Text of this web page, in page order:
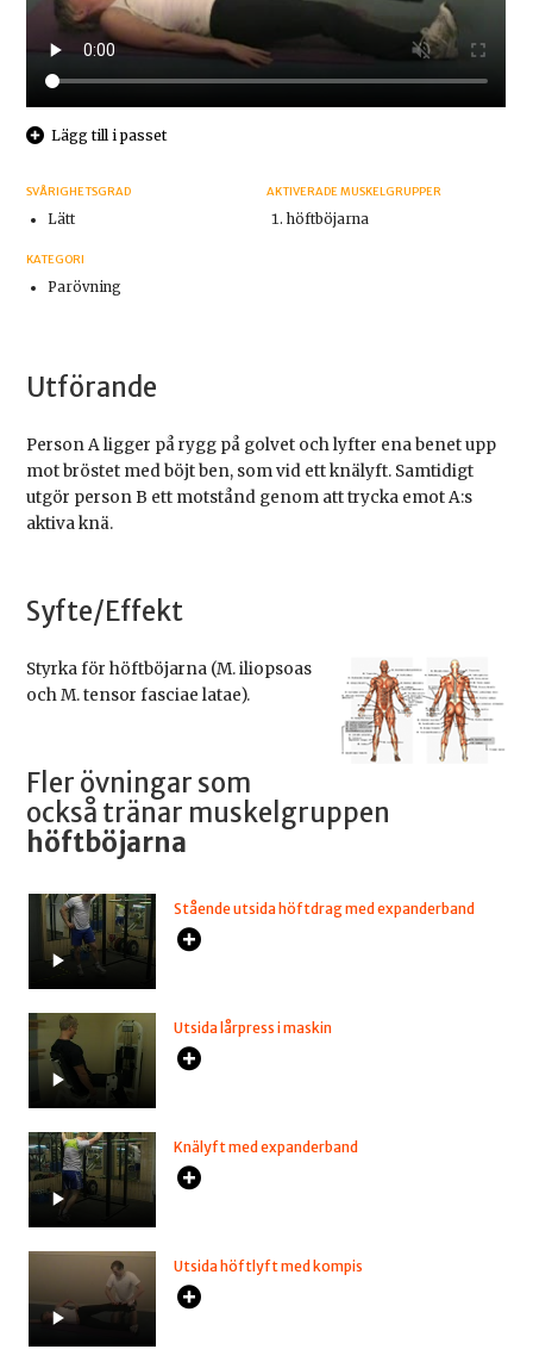
Lägg till i passet
SVÅRIGHETSGRAD
Lätt
KATEGORI
Parövning
AKTIVERADE MUSKELGRUPPER
höftböjarna
Utförande
Person A ligger på rygg på golvet och lyfter ena benet upp
mot bröstet med böjt ben, som vid ett knälyft. Samtidigt
utgör person B ett motstånd genom att trycka emot A:s
aktiva knä.
Syfte/Effekt
Styrka för höftböjarna (M. iliopsoas
och M. tensor fasciae latae).
Fler övningar som
också tränar muskelgruppen
höftböjarna
Stående utsida höftdrag med expanderband
Utsida lårpress i maskin
Knälyft med expanderband
Utsida höftlyft med kompis